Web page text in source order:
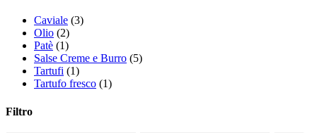
Caviale (3)
Olio (2)
Patè (1)
Salse Creme e Burro (5)
Tartufi (1)
Tartufo fresco (1)
Filtro